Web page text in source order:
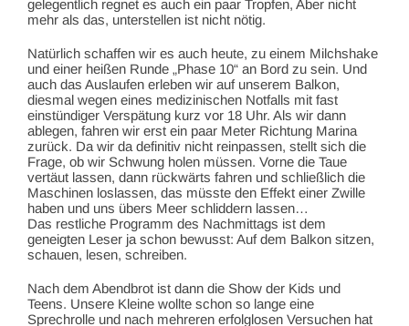
gelegentlich regnet es auch ein paar Tropfen, Aber nicht
mehr als das, unterstellen ist nicht nötig.
Natürlich schaffen wir es auch heute, zu einem Milchshake
und einer heißen Runde „Phase 10“ an Bord zu sein. Und
auch das Auslaufen erleben wir auf unserem Balkon,
diesmal wegen eines medizinischen Notfalls mit fast
einstündiger Verspätung kurz vor 18 Uhr. Als wir dann
ablegen, fahren wir erst ein paar Meter Richtung Marina
zurück. Da wir da definitiv nicht reinpassen, stellt sich die
Frage, ob wir Schwung holen müssen. Vorne die Taue
vertäut lassen, dann rückwärts fahren und schließlich die
Maschinen loslassen, das müsste den Effekt einer Zwille
haben und uns übers Meer schliddern lassen…
Das restliche Programm des Nachmittags ist dem
geneigten Leser ja schon bewusst: Auf dem Balkon sitzen,
schauen, lesen, schreiben.
Nach dem Abendbrot ist dann die Show der Kids und
Teens. Unsere Kleine wollte schon so lange eine
Sprechrolle und nach mehreren erfolglosen Versuchen hat